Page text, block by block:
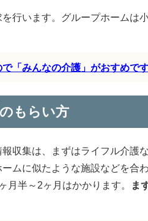
行います。グループホームは
「みんなの介護」がおすめで
もらい方
収集は、まずはライフル介護
ムに似たような施設などを合
月半～2ヶ月はかかります。
ま